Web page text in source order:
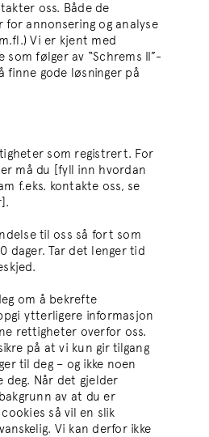
oss. Både de
annonsering og analyse
Vi er kjent med
som følger av “Schrems II”-
finne gode løsninger på
som registrert. For
må du [fyll inn hvordan
f.eks. kontakte oss, se
til oss så fort som
dager. Tar det lenger tid
om å bekrefte
ytterligere informasjon
rettigheter overfor oss.
på at vi kun gir tilgang
til deg – og ikke noen
deg. Når det gjelder
av at du er
så vil en slik
Vi kan derfor ikke